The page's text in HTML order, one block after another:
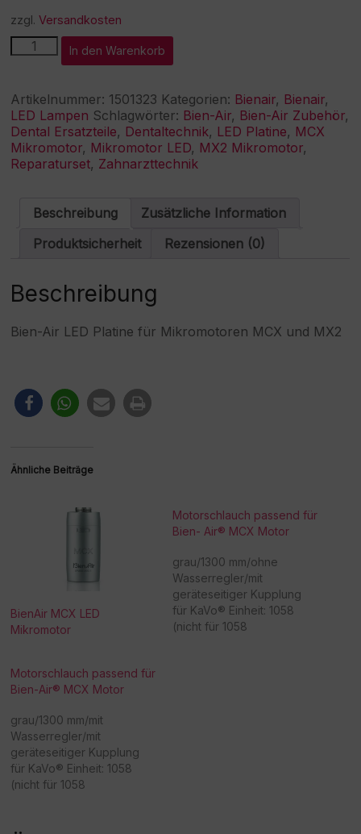
zzgl.Versandkosten
Bien
Air
LED
MCX
/
MX2
Mikromotor
Menge
In den Warenkorb
l
e
r
n
a
t
i
e
:
Artikelnummer: 1501323 Kategorien: Bienair, Bienair,
LED Lampen Schlagwörter: Bien-Air, Bien-Air Zubehör,
Dental Ersatzteile, Dentaltechnik, LED Platine, MCX
Mikromotor, Mikromotor LED, MX2 Mikromotor,
Reparaturset, Zahnarzttechnik
Beschreibung
Zusätzliche Information
Produktsicherheit
Rezensionen (0)
Beschreibung
Bien-Air LED Platine für Mikromotoren MCX und MX2
Ähnliche Beiträge
BienAir MCX LED
Mikromotor
Motorschlauch passend für
Bien- Air® MCX Motor
grau/1300 mm/ohne
Wasserregler/mit
geräteseitiger Kupplung
für KaVo® Einheit: 1058
(nicht für 1058
Motorschlauch passend für
Bien-Air® MCX Motor
grau/1300 mm/mit
Wasserregler/mit
geräteseitiger Kupplung
für KaVo® Einheit: 1058
(nicht für 1058